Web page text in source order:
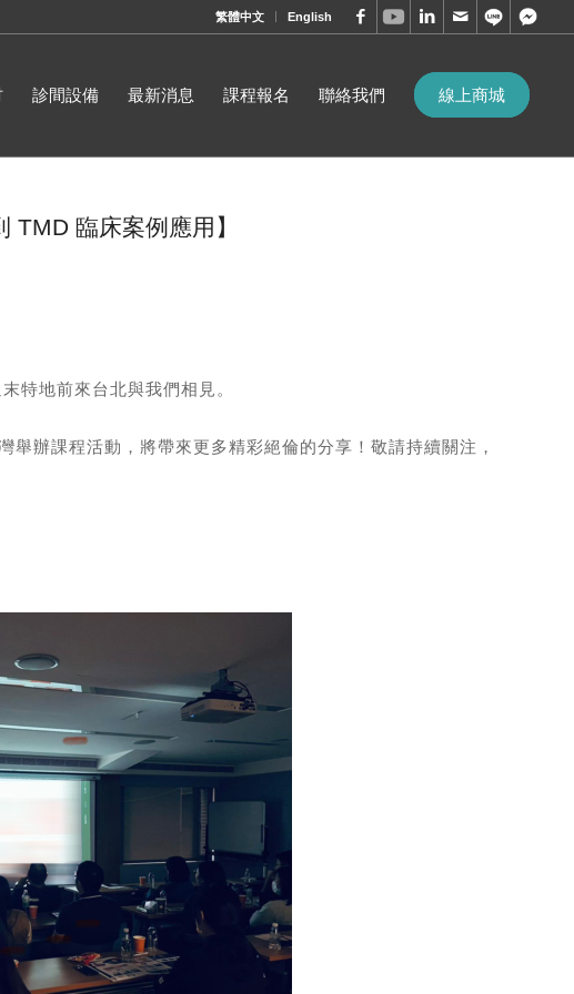
繁體中文 English
診間設備 最新消息 課程報名 聯絡我們 線上商城
臨床案例應用】
特地前來台北與我們相見。
辦課程活動，將帶來更多精彩絕倫的分享！敬請持續關注，